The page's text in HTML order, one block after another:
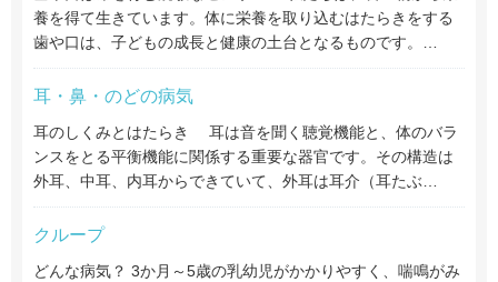
養を得て生きています。体に栄養を取り込むはたらきをする
歯や口は、子どもの成長と健康の土台となるものです。…
耳・鼻・のどの病気
耳のしくみとはたらき 耳は音を聞く聴覚機能と、体のバラ
ンスをとる平衡機能に関係する重要な器官です。その構造は
外耳、中耳、内耳からできていて、外耳は耳介（耳たぶ…
クループ
どんな病気？ 3か月～5歳の乳幼児がかかりやすく、喘鳴がみ